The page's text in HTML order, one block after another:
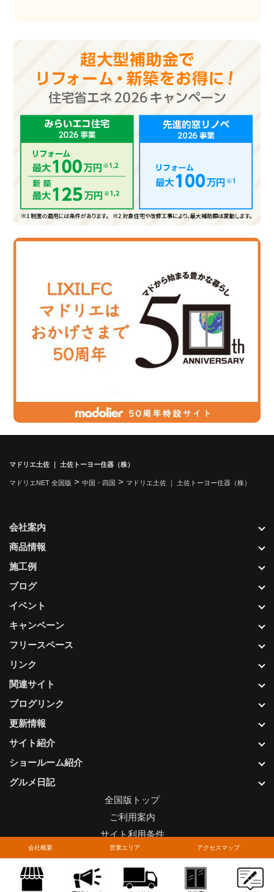
会社概要 営業エリア アクセスマップ
マドリエ土佐 ｜ 土佐トーヨー住器（株）
マドリエNET 全国版 > 中国・四国 > マドリエ土佐 ｜ 土佐トーヨー住器（株）
更新情報
サイト紹介
ショールーム紹介
グルメ日記
会社案内
商品情報
施工例
ブログ
イベント
キャンペーン
フリースペース
リンク
関連サイト
ブログリンク
全国版トップ
ご利用案内
サイト利用条件
プライバシーポリシー
関連リンク
お問い合わせについて